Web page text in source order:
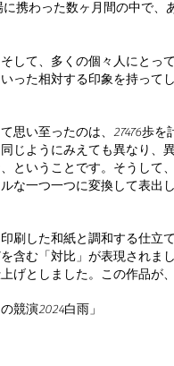
携わった数ヶ月間の中で、
して、多くの個々人にとっ
った相対する印象を持って
思い至ったのは、27476歩
じようにみえても異なり、
ということです。そうして
な一つ一つに変換して表
刷した和紙と調和する仕立
含む「対比」が表現されま
仕上げとしました。この
競演2024白雨」